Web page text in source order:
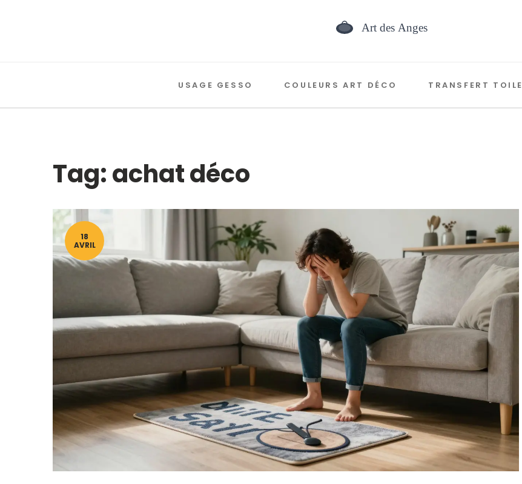
USAGE GESSO COULEURS ART DÉCO TRANSFERT TOILE
Tag: achat déco
18
AVRIL